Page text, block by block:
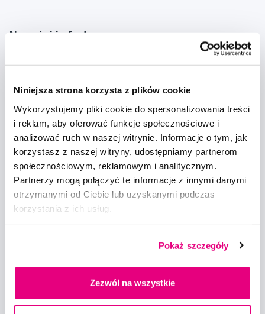
Niniejsza strona korzysta z plików cookie
Wykorzystujemy pliki cookie do spersonalizowania treści
i reklam, aby oferować funkcje społecznościowe i
analizować ruch w naszej witrynie. Informacje o tym, jak
korzystasz z naszej witryny, udostępniamy partnerom
społecznościowym, reklamowym i analitycznym.
Partnerzy mogą połączyć te informacje z innymi danymi
otrzymanymi od Ciebie lub uzyskanymi podczas
korzystania z ich usług.
Pokaż szczegóły
Zezwól na wszystkie
Doradzimy
Sposoby dostawy
Nowości i oferty
Chcę otrzymywać informacje o nowościach i ofertach specjalnych i
wyrażam zgodę na
przetwarzanie danych osobowych w tym celu.